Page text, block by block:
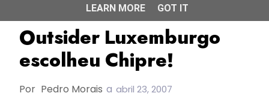
Luxemburgo
Outsider Luxemburgo
escolheu Chipre!
Por Pedro Morais a abril 23, 2007
LEARN MORE
GOT IT